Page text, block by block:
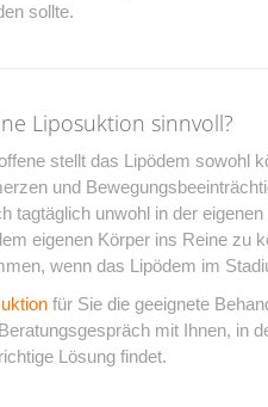
sollte.
Liposuktion sinnvoll?
stellt das Lipödem sowohl
und
tagtäglich unwohl in der
eigenen Körper ins Reine zu
wenn das Lipödem im
für Sie die geeignete
mit Ihnen, in
Lösung findet.